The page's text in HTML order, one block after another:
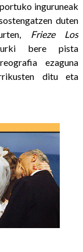
inguruneak
duten
Frieze Los
bere pista
ezaguna
ditu eta